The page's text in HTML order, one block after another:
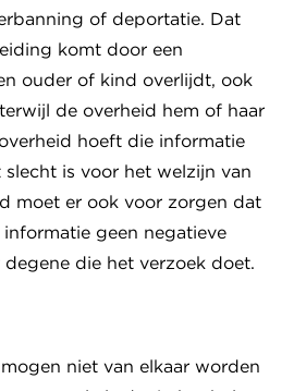
of deportatie. Dat
komt door een
ouder of kind overlijdt, ook
de overheid hem of haar
hoeft die informatie
is voor het welzijn van
moet er ook voor zorgen dat
geen negatieve
die het verzoek doet.
niet van elkaar worden